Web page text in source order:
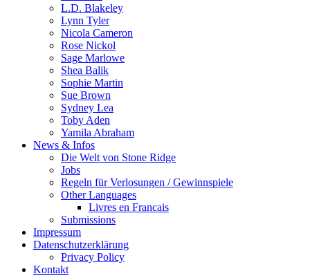
L.D. Blakeley
Lynn Tyler
Nicola Cameron
Rose Nickol
Sage Marlowe
Shea Balik
Sophie Martin
Sue Brown
Sydney Lea
Toby Aden
Yamila Abraham
News & Infos
Die Welt von Stone Ridge
Jobs
Regeln für Verlosungen / Gewinnspiele
Other Languages
Livres en Francais
Submissions
Impressum
Datenschutzerklärung
Privacy Policy
Kontakt